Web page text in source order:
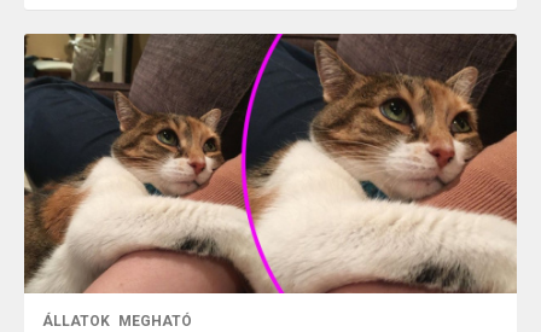
ÁLLATOK MEGHATÓ